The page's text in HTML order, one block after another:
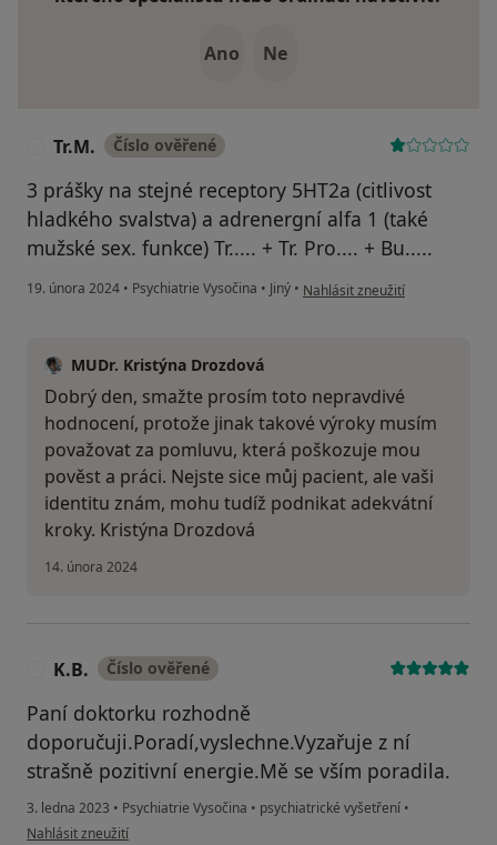
Ano Ne
Tr.M. Číslo ověřené
3 prášky na stejné receptory 5HT2a (citlivost
hladkého svalstva) a adrenergní alfa 1 (také
mužské sex. funkce) Tr..... + Tr. Pro.... + Bu.....
19. února 2024 • Psychiatrie Vysočina • Jiný • podle názoru uživatele Tr.M.
Nahlásit zneužití
MUDr. Kristýna Drozdová
Dobrý den, smažte prosím toto nepravdivé
hodnocení, protože jinak takové výroky musím
považovat za pomluvu, která poškozuje mou
pověst a práci. Nejste sice můj pacient, ale vaši
identitu znám, mohu tudíž podnikat adekvátní
kroky. Kristýna Drozdová
14. února 2024
K.B. Číslo ověřené
Paní doktorku rozhodně
doporučuji.Poradí,vyslechne.Vyzařuje z ní
strašně pozitivní energie.Mě se vším poradila.
3. ledna 2023 • Psychiatrie Vysočina • psychiatrické vyšetření •
podle názoru uživatele K.B.
Nahlásit zneužití